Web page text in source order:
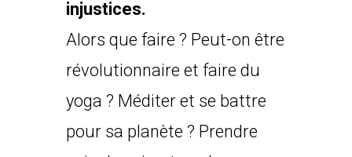
injustices.
Alors que faire ? Peut-on être
révolutionnaire et faire du
yoga ? Méditer et se battre
pour sa planète ? Prendre